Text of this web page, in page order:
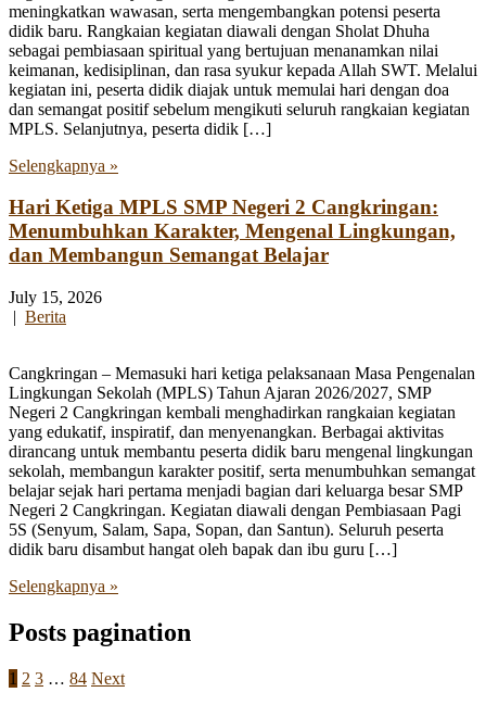
meningkatkan wawasan, serta mengembangkan potensi peserta
didik baru. Rangkaian kegiatan diawali dengan Sholat Dhuha
sebagai pembiasaan spiritual yang bertujuan menanamkan nilai
keimanan, kedisiplinan, dan rasa syukur kepada Allah SWT. Melalui
kegiatan ini, peserta didik diajak untuk memulai hari dengan doa
dan semangat positif sebelum mengikuti seluruh rangkaian kegiatan
MPLS. Selanjutnya, peserta didik […]
Selengkapnya »
Hari Ketiga MPLS SMP Negeri 2 Cangkringan:
Menumbuhkan Karakter, Mengenal Lingkungan,
dan Membangun Semangat Belajar
July 15, 2026
| Berita
Cangkringan – Memasuki hari ketiga pelaksanaan Masa Pengenalan
Lingkungan Sekolah (MPLS) Tahun Ajaran 2026/2027, SMP
Negeri 2 Cangkringan kembali menghadirkan rangkaian kegiatan
yang edukatif, inspiratif, dan menyenangkan. Berbagai aktivitas
dirancang untuk membantu peserta didik baru mengenal lingkungan
sekolah, membangun karakter positif, serta menumbuhkan semangat
belajar sejak hari pertama menjadi bagian dari keluarga besar SMP
Negeri 2 Cangkringan. Kegiatan diawali dengan Pembiasaan Pagi
5S (Senyum, Salam, Sapa, Sopan, dan Santun). Seluruh peserta
didik baru disambut hangat oleh bapak dan ibu guru […]
Selengkapnya »
Posts pagination
1 2 3 … 84 Next